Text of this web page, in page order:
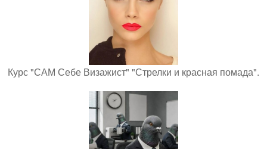
Курс "САМ Себе Визажист" "Стрелки и красная помада".